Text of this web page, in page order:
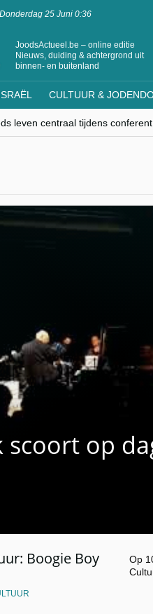
Donderdag 25 Juni 0:36
JoodsActueel.be – online editie
Nieuws, duiding & achtergrond uit
binnen- en buitenland
CULTUUR &
leven centraal tijdens
Westen minderheden begrijpt”,
van Oost-Europa
met Mishpacha voor
scoort op
Boogie Boy
Op